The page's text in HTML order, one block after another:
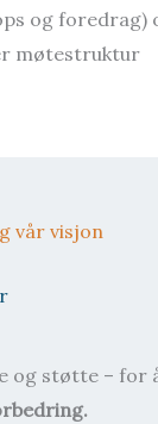
og foredrag)
møtestruktur
vår visjon
og støtte – for